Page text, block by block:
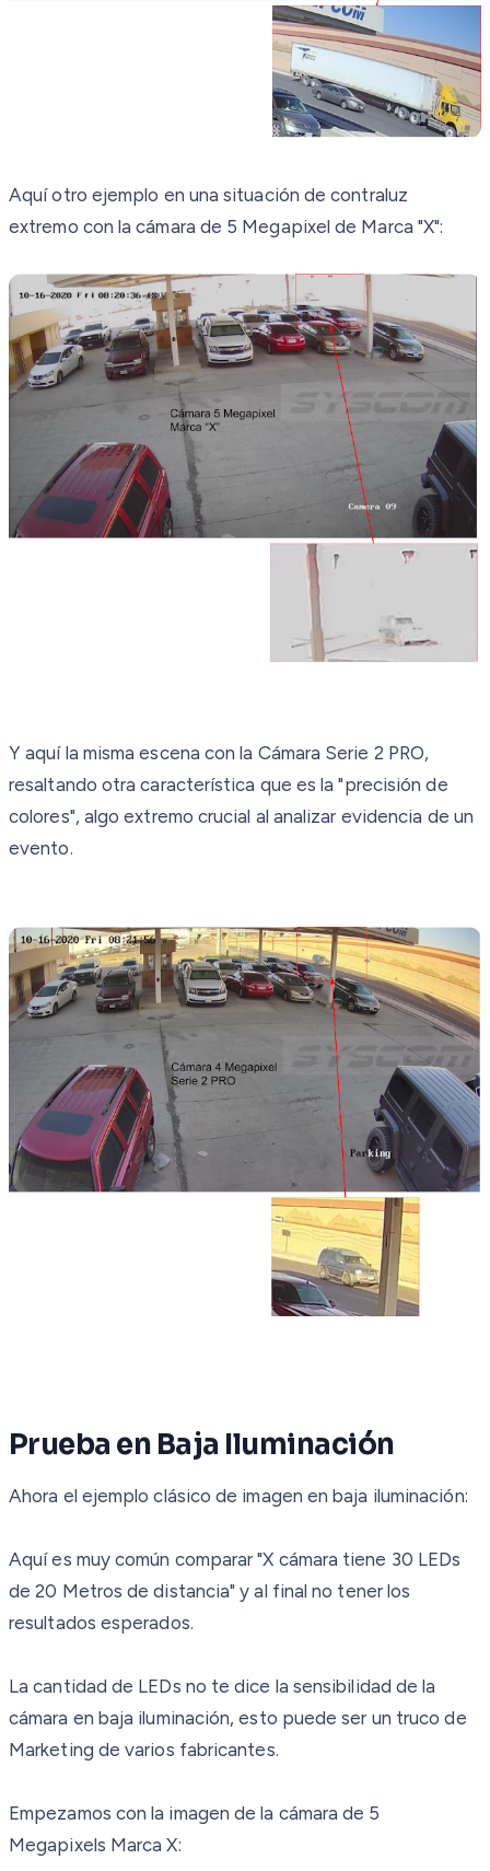
Aquí otro ejemplo en una situación de contraluz
extremo con la cámara de 5 Megapixel de Marca "X":
Y aquí la misma escena con la Cámara Serie 2 PRO,
resaltando otra característica que es la "precisión de
colores", algo extremo crucial al analizar evidencia de un
evento.
Prueba en Baja Iluminación
Ahora el ejemplo clásico de imagen en baja iluminación:
Aquí es muy común comparar "X cámara tiene 30 LEDs
de 20 Metros de distancia" y al final no tener los
resultados esperados.
La cantidad de LEDs no te dice la sensibilidad de la
cámara en baja iluminación, esto puede ser un truco de
Marketing de varios fabricantes.
Empezamos con la imagen de la cámara de 5
Megapixels Marca X: